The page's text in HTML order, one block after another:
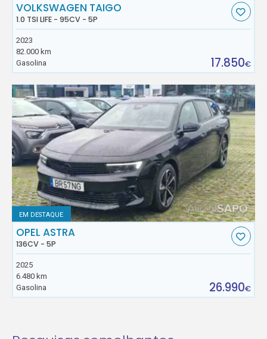
VOLKSWAGEN TAIGO
1.0 TSI LIFE - 95CV - 5P
2023
82.000 km
Gasolina
17.850€
EM DESTAQUE
OPEL ASTRA
136CV - 5P
2025
6.480 km
Gasolina
26.990€